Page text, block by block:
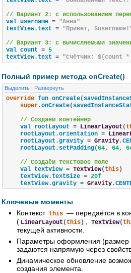
// Вариант 2: с использованием
val username = "Анна"
textView. text = "Привет,
// Вариант 3: с вычисляемыми
val count = 5
textView. text = "Счётчик: ${count
Полный пример метода onCreate()
Выделить | Развернуть
override fun onCreate(
super.onCreate(
// Создаём контейнер
    val rootLayout
= LinearLayout (
    rootLayout
.orientation =
    rootLayout
.gravity = Gravity.
    rootLayout
.setPadding(64, 64,
// Создаём текстовое поле
    val textView
= TextView( this)
    textView
. textSize = 20f
    textView
.gravity = Gravity.
    textView
.text =
// Размещаем элементы
    rootLayout
.addView ( textView)
    setContentView
(rootLayout
// Пример динамического
    textView
postDelayed
({
        textView
. text = "Текст
}, 2000)
Ключевые моменты
Контекст this — передаётся в
( LinearLayout ( this) TextView(
текущей активности.
Параметры оформления
задаются напрямую через
Динамическое обновление
создания элемента.